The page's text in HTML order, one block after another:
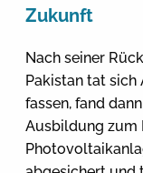
Zukunft
Nach seiner
Pakistan tat sich
fassen, fand
Ausbildung zum